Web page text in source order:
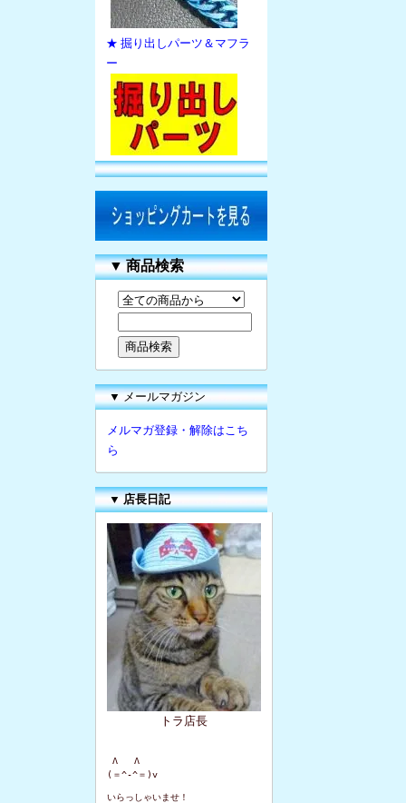
★ 掘り出しパーツ＆マフラ
ー
▼商品検索
▼ メールマガジン
メルマガ登録・解除はこち
ら
▼ 店長日記
トラ店長
Λ   Λ
(＝^-^＝)v
いらっしゃいませ！